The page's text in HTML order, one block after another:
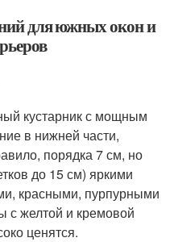
для южных окон и
кустарник с мощным
в нижней части,
порядка 7 см, но
до 15 см) яркими
красными, пурпурными
с желтой и кремовой
ценятся.